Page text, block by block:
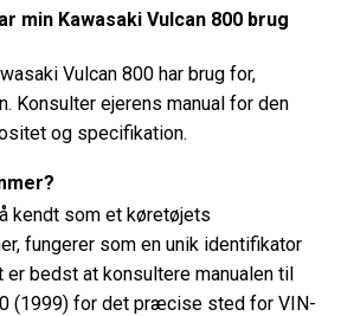
min Kawasaki Vulcan 800 brug
Vulcan 800 har brug for,
Konsulter ejerens manual for den
og specifikation.
kendt som et køretøjets
fungerer som en unik identifikator
er bedst at konsultere manualen til
(1999) for det præcise sted for VIN-